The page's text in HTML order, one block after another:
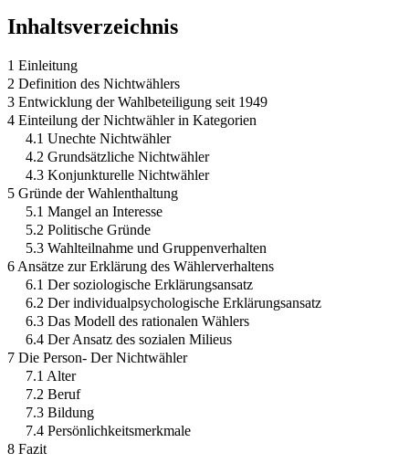
Inhaltsverzeichnis
1 Einleitung
2 Definition des Nichtwählers
3 Entwicklung der Wahlbeteiligung seit 1949
4 Einteilung der Nichtwähler in Kategorien
4.1 Unechte Nichtwähler
4.2 Grundsätzliche Nichtwähler
4.3 Konjunkturelle Nichtwähler
5 Gründe der Wahlenthaltung
5.1 Mangel an Interesse
5.2 Politische Gründe
5.3 Wahlteilnahme und Gruppenverhalten
6 Ansätze zur Erklärung des Wählerverhaltens
6.1 Der soziologische Erklärungsansatz
6.2 Der individualpsychologische Erklärungsansatz
6.3 Das Modell des rationalen Wählers
6.4 Der Ansatz des sozialen Milieus
7 Die Person- Der Nichtwähler
7.1 Alter
7.2 Beruf
7.3 Bildung
7.4 Persönlichkeitsmerkmale
8 Fazit